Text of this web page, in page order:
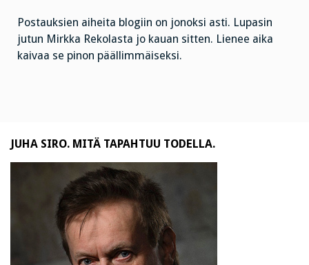
Postauksien aiheita blogiin on jonoksi asti. Lupasin
jutun Mirkka Rekolasta jo kauan sitten. Lienee aika
kaivaa se pinon päällimmäiseksi.
JUHA SIRO. MITÄ TAPAHTUU TODELLA.